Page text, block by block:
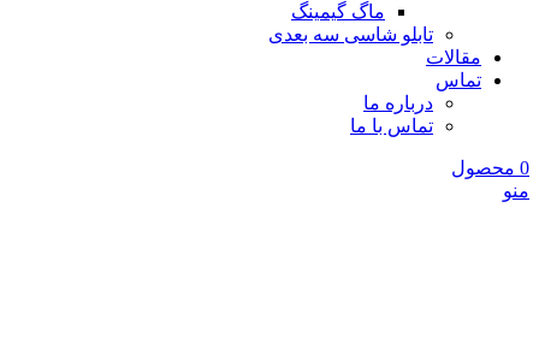
ماگ گیمینگ
تابلو شاسی سه بعدی
مقالات
تماس
درباره ما
تماس با ما
0 محصول
منو